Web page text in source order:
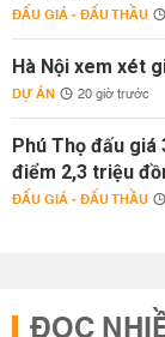
ĐẤU GIÁ - ĐẤU THẦU
Hà Nội xem xét
DỰ ÁN 20 giờ trước
Phú Thọ đấu giá
điểm 2,3 triệu
ĐẤU GIÁ - ĐẤU THẦU